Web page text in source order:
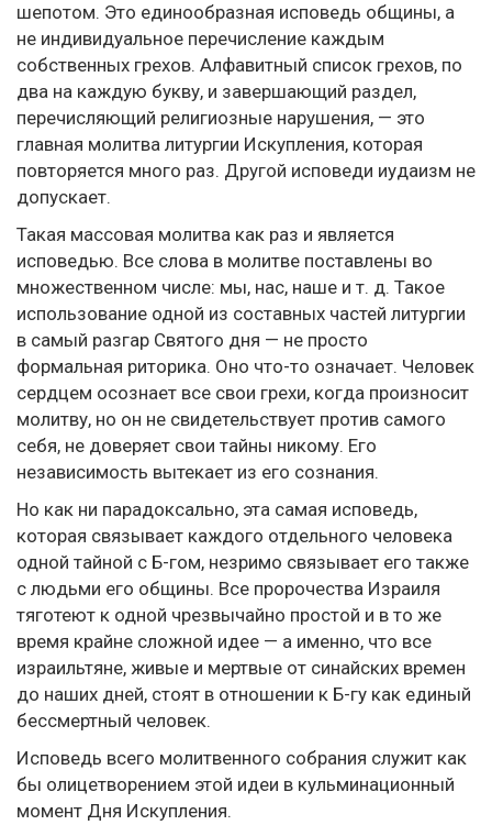
шепотом. Это единообразная исповедь общины, а
не индивидуальное перечисление каждым
собственных грехов. Алфавитный список грехов, по
два на каждую букву, и завершающий раздел,
перечисляющий религиозные нарушения, — это
главная молитва литургии Искупления, которая
повторяется много раз. Другой исповеди иудаизм не
допускает.
Такая массовая молитва как раз и является
исповедью. Все слова в молитве поставлены во
множественном числе: мы, нас, наше и т. д. Такое
использование одной из составных частей литургии
в самый разгар Святого дня — не просто
формальная риторика. Оно что-то означает. Человек
сердцем осознает все свои грехи, когда произносит
молитву, но он не свидетельствует против самого
себя, не доверяет свои тайны никому. Его
независимость вытекает из его сознания.
Но как ни парадоксально, эта самая исповедь,
которая связывает каждого отдельного человека
одной тайной с Б-гом, незримо связывает его также
с людьми его общины. Все пророчества Израиля
тяготеют к одной чрезвычайно простой и в то же
время крайне сложной идее — а именно, что все
израильтяне, живые и мертвые от синайских времен
до наших дней, стоят в отношении к Б-гу как единый
бессмертный человек.
Исповедь всего молитвенного собрания служит как
бы олицетворением этой идеи в кульминационный
момент Дня Искупления.